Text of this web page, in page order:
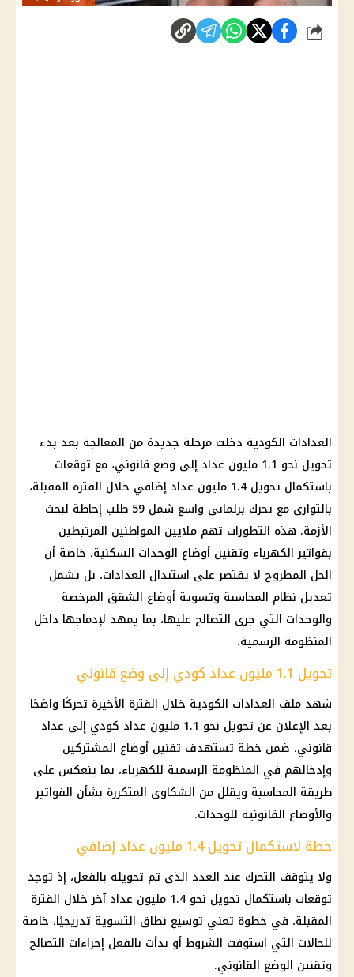
شارك
العدادات الكودية دخلت مرحلة جديدة من المعالجة بعد بدء
تحويل نحو 1.1 مليون عداد إلى وضع قانوني، مع توقعات
باستكمال تحويل 1.4 مليون عداد إضافي خلال الفترة المقبلة،
بالتوازي مع تحرك برلماني واسع شمل 59 طلب إحاطة لبحث
الأزمة. هذه التطورات تهم ملايين المواطنين المرتبطين
بفواتيرالكهرباء وتقنين أوضاع الوحدات السكنية، خاصة أن
الحل المطروح لا يقتصر على استبدال العدادات، بل يشمل
تعديل نظام المحاسبة وتسوية أوضاع الشقق المرخصة
والوحدات التي جرى التصالح عليها، بما يمهد لإدماجها داخل
المنظومة الرسمية.
تحويل 1.1 مليون عداد كودي إلى وضع قانوني
شهد ملف العدادات الكودية خلال الفترة الأخيرة تحركًا واضحًا
بعد الإعلان عن تحويل نحو 1.1 مليون عداد كودي إلى عداد
قانوني، ضمن خطة تستهدف تقنين أوضاع المشتركين
وإدخالهم في المنظومة الرسمية للكهرباء، بما ينعكس على
طريقة المحاسبة ويقلل من الشكاوى المتكررة بشأن الفواتير
والأوضاع القانونية للوحدات.
خطة لاستكمال تحويل 1.4 مليون عداد إضافي
ولا يتوقف التحرك عند العدد الذي تم تحويله بالفعل، إذ توجد
توقعات باستكمال تحويل نحو 1.4 مليون عداد آخر خلال الفترة
المقبلة، في خطوة تعني توسيع نطاق التسوية تدريجيًا، خاصة
للحالات التي استوفت الشروط أو بدأت بالفعل إجراءات التصالح
وتقنين الوضع القانوني.